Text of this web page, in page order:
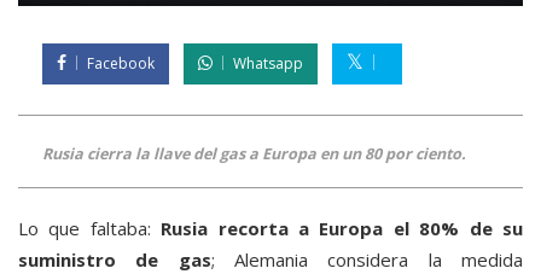
Facebook Whatsapp
Rusia cierra la llave del gas a Europa en un 80 por ciento.
Lo que faltaba: Rusia recorta a Europa el 80% de su
suministro de gas; Alemania considera la medida